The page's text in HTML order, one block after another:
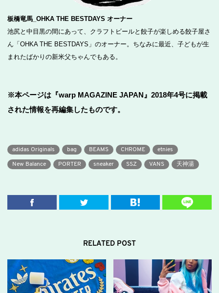
板橋竜馬_OHKA THE BESTDAYS オーナー
池尻と中目黒の間にあって、クラフトビールと餃子が楽しめる餃子屋さ
ん「OHKA THE BESTDAYS」のオーナー。ちなみに最近、子どもが生
まれたばかりの新米父ちゃんでもある。
※本ページは『warp MAGAZINE JAPAN』2018年4号に掲載
された情報を再編集したものです。
adidas Originals bag BEAMS CHROME etnies
New Balance PORTER sneaker SSZ VANS 天神湯
RELATED POST